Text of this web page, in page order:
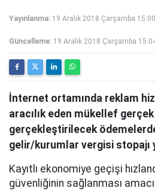
Yayınlanma: 19 Aralık 2018 Çarşamba 15:00
Güncelleme: 19 Aralık 2018 Çarşamba
İnternet ortamında reklam
aracılık eden mükellef
gerçekleştirilecek
gelir/kurumlar vergisi stopajı
Kayıtlı ekonomiye geçişi
güvenliğinin sağlanması